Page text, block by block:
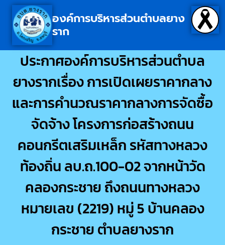
องค์การบริหารส่วนตำบลยาง
ราก
ประกาศองค์การบริหารส่วนตำบล
ยางรากเรื่อง การเปิดเผยราคากลาง
และการคำนวณราคากลางการจัดซื้อ
จัดจ้าง โครงการก่อสร้างถนน
คอนกรีตเสริมเหล็ก รหัสทางหลวง
ท้องถิ่น ลบ.ถ.100-02 จากหน้าวัด
คลองกระชาย ถึงถนนทางหลวง
หมายเลข (2219) หมู่ 5 บ้านคลอง
กระชาย ตำบลยางราก